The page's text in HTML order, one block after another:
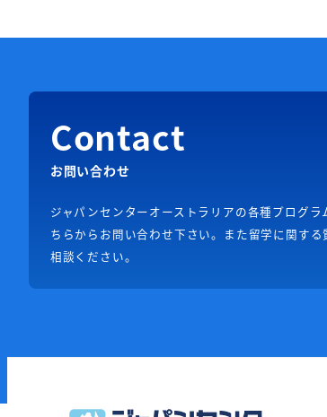
Contact
お問い合わせ
ジャパンセンターオーストラリアの各種プログ
ちらからお問い合わせ下さい。また留学に関す
相談ください。